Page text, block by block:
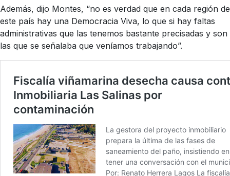
Además, dijo Montes, “no es verdad que en cada región de
este país hay una Democracia Viva, lo que si hay faltas
administrativas que las tenemos bastante precisadas y son
las que se señalaba que veníamos trabajando”.